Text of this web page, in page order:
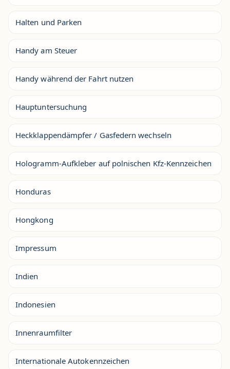
Halten und Parken
Handy am Steuer
Handy während der Fahrt nutzen
Hauptuntersuchung
Heckklappendämpfer / Gasfedern wechseln
Hologramm-Aufkleber auf polnischen Kfz-Kennzeichen
Honduras
Hongkong
Impressum
Indien
Indonesien
Innenraumfilter
Internationale Autokennzeichen